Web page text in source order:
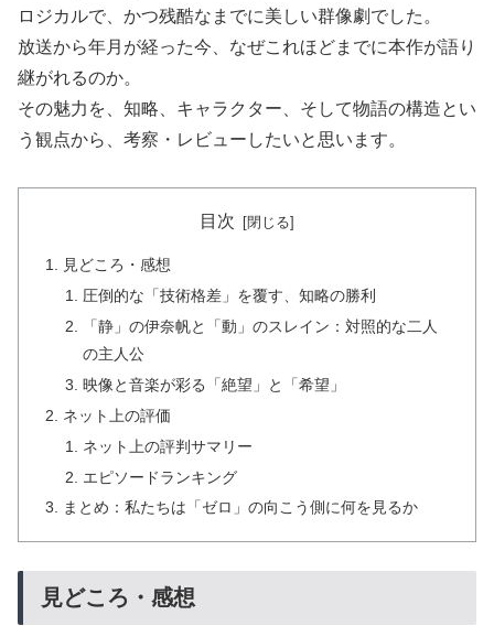
ロジカルで、かつ残酷なまでに美しい群像劇でした。
放送から年月が経った今、なぜこれほどまでに本作が語り
継がれるのか。
その魅力を、知略、キャラクター、そして物語の構造とい
う観点から、考察・レビューしたいと思います。
目次
見どころ・感想
圧倒的な「技術格差」を覆す、知略の勝利
「静」の伊奈帆と「動」のスレイン：対照的な二人
の主人公
映像と音楽が彩る「絶望」と「希望」
ネット上の評価
ネット上の評判サマリー
エピソードランキング
まとめ：私たちは「ゼロ」の向こう側に何を見るか
見どころ・感想